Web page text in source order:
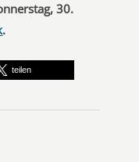
30.
.
teilen